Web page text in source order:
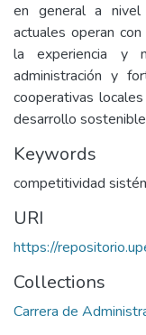
en general a nivel
actuales operan
la experiencia y
administración y
cooperativas
desarrollo
Keywords
competitividad
URI
https://
Collections
Carrera de